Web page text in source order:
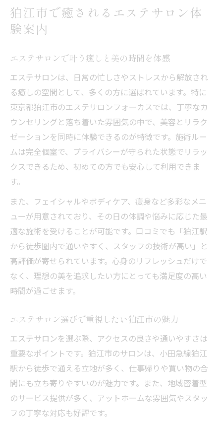
エステサロン体験前に知りたいポイントま
美容を磨くならエステサロンフォーカス活用術
エステサロンで始める本格美容ケアの秘訣
エステサロン利用のメリットと満足度向上
法
エステサロンフォーカスで理想美を目指す
流れ
エステサロンの活用術で自分磨きを実現
エステサロン選択時に確認すべきポイント
リラクゼーションと美しさを同時に叶える秘訣
エステサロンのリラクゼーション効果を解
説
エステサロン施術後の美しさを高めるポイ
ント
エステサロンで心身リフレッシュを実感し
よう
エステサロンで目指す理想の美肌の条件と
は
エステサロン選びで失敗しないチェックポ
イント
エステサロンの美肌メニューを賢く活用す
狛江市で癒されるエステサロン体
験案内
エステサロンで叶う癒しと美の時間を体感
エステサロンは、日常の忙しさやストレスから解放され
る癒しの空間として、多くの方に選ばれています。特に
東京都狛江市のエステサロンフォーカスでは、丁寧なカ
ウンセリングと落ち着いた雰囲気の中で、美容とリラク
ゼーションを同時に体験できるのが特徴です。施術ルー
ムは完全個室で、プライバシーが守られた状態でリラッ
クスできるため、初めての方でも安心して利用できま
す。
また、フェイシャルやボディケア、痩身など多彩なメニ
ューが用意されており、その日の体調や悩みに応じた最
適な施術を受けることが可能です。口コミでも「狛江駅
から徒歩圏内で通いやすく、スタッフの技術が高い」と
高評価が寄せられています。心身のリフレッシュだけで
なく、理想の美を追求したい方にとっても満足度の高い
時間が過ごせます。
エステサロン選びで重視したい狛江市の魅力
エステサロンを選ぶ際、アクセスの良さや通いやすさは
重要なポイントです。狛江市のサロンは、小田急線狛江
駅から徒歩で通える立地が多く、仕事帰りや買い物の合
間にも立ち寄りやすいのが魅力です。また、地域密着型
のサービス提供が多く、アットホームな雰囲気やスタッ
フの丁寧な対応も好評です。